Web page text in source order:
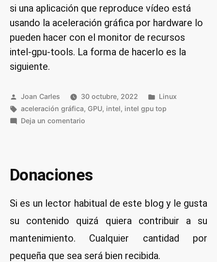
si una aplicación que reproduce vídeo está
usando la aceleración gráfica por hardware lo
pueden hacer con el monitor de recursos
intel-gpu-tools. La forma de hacerlo es la
siguiente.
Publicado
por
Joan Carles 30 octubre, 2022
Publicado
en
Linux
Etiquetas:
aceleración gráfica, GPU, intel, intel gpu top
Deja un comentario
aceleración
por
hardware
Linux
Donaciones
Si es un lector habitual de este blog y le gusta
su contenido quizá quiera contribuir a su
mantenimiento. Cualquier cantidad por
pequeña que sea será bien recibida.